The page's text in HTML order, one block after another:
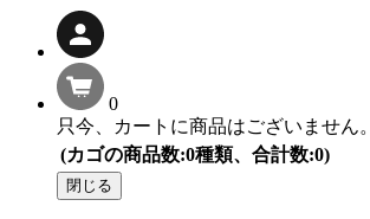
0
只今、カートに商品はございません。
(カゴの商品数:0種類、合計数:0)
閉じる